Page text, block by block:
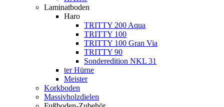
Laminatboden
Haro
TRITTY 200 Aqua
TRITTY 100
TRITTY 100 Gran Via
TRITTY 90
Sonderedition NKL 31
ter Hürne
Meister
Korkboden
Massivholzdielen